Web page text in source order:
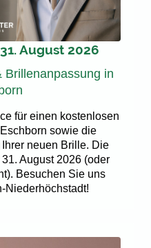
August 2026
Brillenanpassung in
für einen kostenlosen
sowie die
neuen Brille. Die
August 2026 (oder
Besuchen Sie uns
Niederhöchstadt!